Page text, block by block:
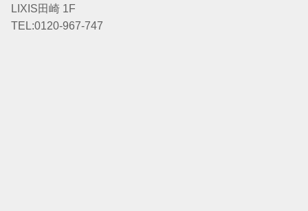
LIXIS田崎 1F
TEL:0120-967-747